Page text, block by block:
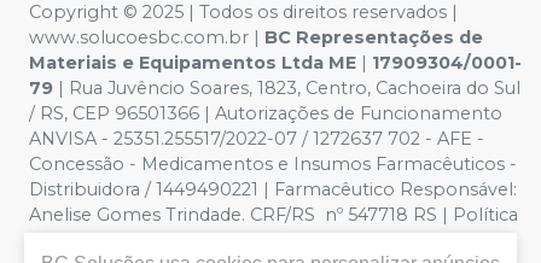
Copyright © 2025 | Todos os direitos reservados |
www.solucoesbc.com.br | BC Representações de
Materiais e Equipamentos Ltda ME
17909304/0001-
79 | Rua Juvêncio Soares, 1823, Centro, Cachoeira do Sul
/ RS, CEP 96501366 | Autorizações de Funcionamento
ANVISA - 25351.255517/2022-07 / 1272637 702 - AFE -
Concessão - Medicamentos e Insumos Farmacêuticos -
Distribuidora / 1449490221 | Farmacêutico Responsável:
Anelise Gomes Trindade. CRF/RS nº 547718 RS | Política